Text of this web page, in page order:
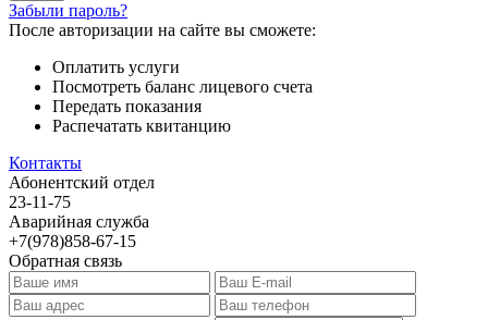
Забыли пароль?
После авторизации на сайте вы сможете:
Оплатить услуги
Посмотреть баланс лицевого счета
Передать показания
Распечатать квитанцию
Контакты
Абонентский отдел
23-11-75
Аварийная служба
+7(978)858-67-15
Обратная связь